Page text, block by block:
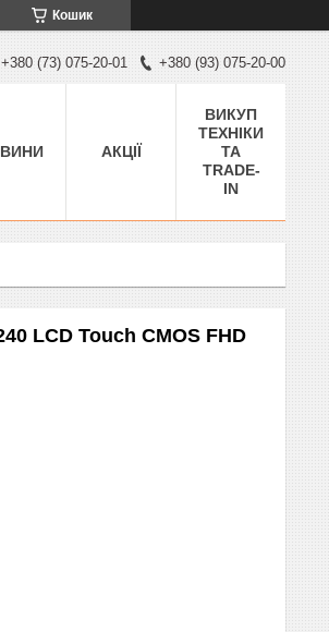
Кошик
+380 (73) 075-20-01 +380 (93) 075-20-00
АКЦІЇ
ВИКУП
ТЕХНІКИ
ТА
TRADE-
IN
LCD Touch CMOS FHD